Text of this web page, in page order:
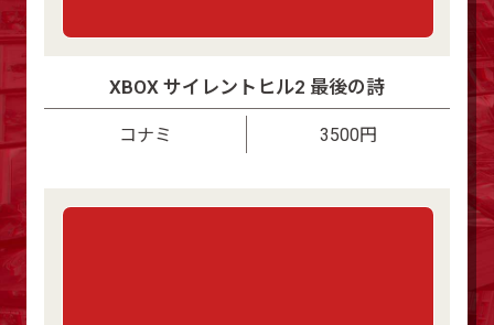
XBOX サイレントヒル2 最後の詩
コナミ 3500円